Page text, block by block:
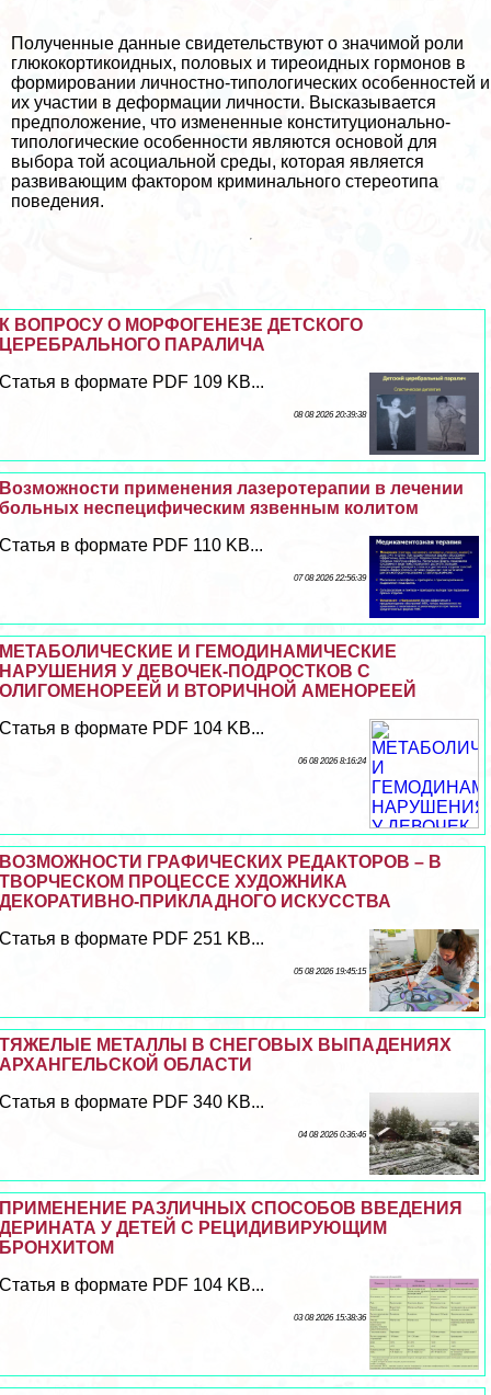
Полученные данные свидетельствуют о значимой роли
глюкокортикоидных, пoлoвых и тиреоидных гормонов в
формировании личностно-типологических особенностей и
их участии в деформации личности. Высказывается
предположение, что измененные конституционально-
типологические особенности являются основой для
выбора той асоциальной среды, которая является
развивающим фактором криминального стереотипа
поведения.
К ВОПРОСУ О МОРФОГЕНЕЗЕ ДЕТСКОГО
ЦЕРЕБРАЛЬНОГО ПАРАЛИЧА
Статья в формате PDF 109 KB...
08 08 2026 20:39:38
Возможности применения лазеротерапии в лечении
больных неспецифическим язвенным колитом
Статья в формате PDF 110 KB...
07 08 2026 22:56:39
МЕТАБОЛИЧЕСКИЕ И ГЕМОДИНАМИЧЕСКИЕ
НАРУШЕНИЯ У ДЕВОЧЕК-ПОДРОСТКОВ С
ОЛИГОМЕНОРЕЕЙ И ВТОРИЧНОЙ АМЕНОРЕЕЙ
Статья в формате PDF 104 KB...
06 08 2026 8:16:24
ВОЗМОЖНОСТИ ГРАФИЧЕСКИХ РЕДАКТОРОВ – В
ТВОРЧЕСКОМ ПРОЦЕССЕ ХУДОЖНИКА
ДЕКОРАТИВНО-ПРИКЛАДНОГО ИСКУССТВА
Статья в формате PDF 251 KB...
05 08 2026 19:45:15
ТЯЖЕЛЫЕ МЕТАЛЛЫ В СНЕГОВЫХ ВЫПАДЕНИЯХ
АРХАНГЕЛЬСКОЙ ОБЛАСТИ
Статья в формате PDF 340 KB...
04 08 2026 0:36:46
ПРИМЕНЕНИЕ РАЗЛИЧНЫХ СПОСОБОВ ВВЕДЕНИЯ
ДЕРИНАТА У ДЕТЕЙ С РЕЦИДИВИРУЮЩИМ
БРОНХИТОМ
Статья в формате PDF 104 KB...
03 08 2026 15:38:36